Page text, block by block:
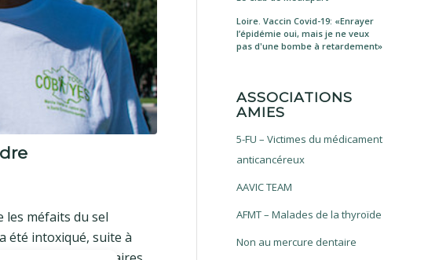
les méfaits du sel
été intoxiqué, suite à
Loire. Vaccin Covid-19: «Enrayer
l’épidémie oui, mais je ne veux
pas d'une bombe à retardement»
ASSOCIATIONS
AMIES
5-FU – Victimes du médicament
anticancéreux
AAVIC TEAM
AFMT – Malades de la thyroïde
Non au mercure dentaire